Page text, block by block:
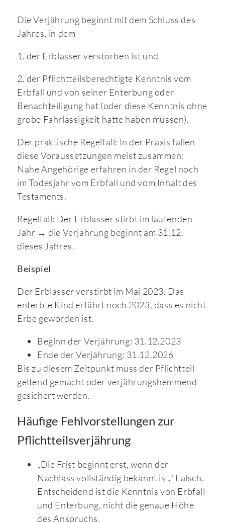
Die Verjährung beginnt mit dem Schluss des
Jahres, in dem
1. der Erblasser verstorben ist und
2. der Pflichtteilsberechtigte Kenntnis vom
Erbfall und von seiner Enterbung oder
Benachteiligung hat (oder diese Kenntnis ohne
grobe Fahrlässigkeit hätte haben müssen).
Der praktische Regelfall: In der Praxis fallen
diese Voraussetzungen meist zusammen:
Nahe Angehörige erfahren in der Regel noch
im Todesjahr vom Erbfall und vom Inhalt des
Testaments.
Regelfall: Der Erblasser stirbt im laufenden
Jahr → die Verjährung beginnt am 31.12.
dieses Jahres.
Beispiel
Der Erblasser verstirbt im Mai 2023. Das
enterbte Kind erfährt noch 2023, dass es nicht
Erbe geworden ist.
Beginn der Verjährung: 31.12.2023
Ende der Verjährung: 31.12.2026
Bis zu diesem Zeitpunkt muss der Pflichtteil
geltend gemacht oder verjährungshemmend
gesichert werden.
Häufige Fehlvorstellungen zur
Pflichtteilsverjährung
„Die Frist beginnt erst, wenn der
Nachlass vollständig bekannt ist.“ Falsch.
Entscheidend ist die Kenntnis von Erbfall
und Enterbung, nicht die genaue Höhe
des Anspruchs.